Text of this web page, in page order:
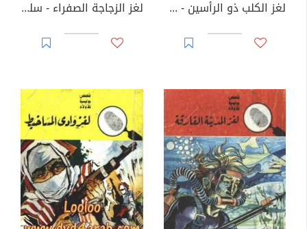
لغز الكلب ذو الرأسين - سلسلة المغامرون الخمسة: 76 لغز الزجاجة الصفراء - سلسلة المغامرون الخمسة: 77